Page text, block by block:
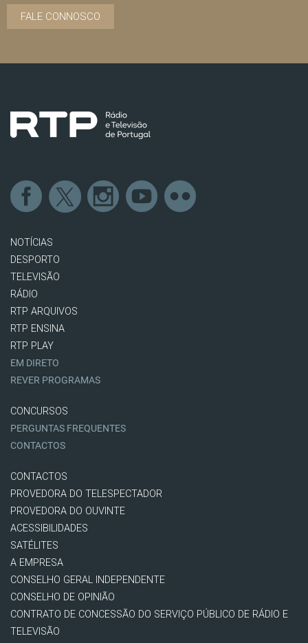
FALE CONNOSCO
NOTÍCIAS
DESPORTO
TELEVISÃO
RÁDIO
RTP ARQUIVOS
RTP ENSINA
RTP PLAY
EM DIRETO
REVER PROGRAMAS
CONCURSOS
PERGUNTAS FREQUENTES
CONTACTOS
CONTACTOS
PROVEDORA DO TELESPECTADOR
PROVEDORA DO OUVINTE
ACESSIBILIDADES
SATÉLITES
A EMPRESA
CONSELHO GERAL INDEPENDENTE
CONSELHO DE OPINIÃO
CONTRATO DE CONCESSÃO DO SERVIÇO PÚBLICO DE RÁDIO E
TELEVISÃO